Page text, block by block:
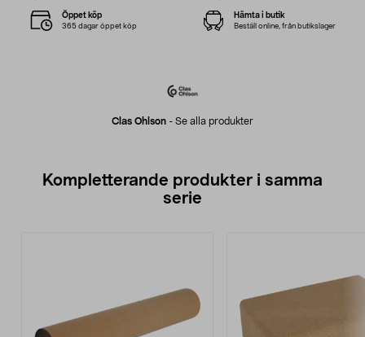
Clas Ohlson - Se alla produkter
Öppet köp
365 dagar öppet köp
Hämta i butik
Beställ online, från butikslager
Kompletterande produkter i samma
serie